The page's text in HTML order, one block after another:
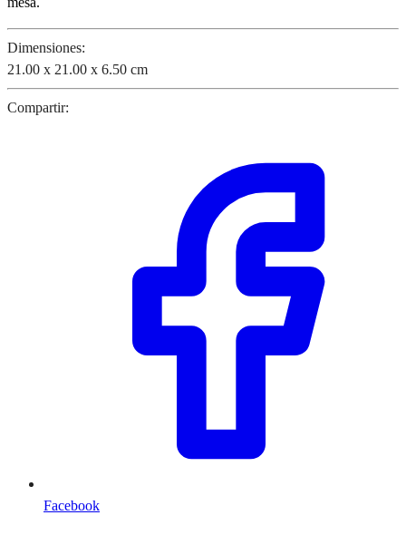
Dimensiones:
21.00 x 21.00 x 6.50 cm
Compartir:
Facebook